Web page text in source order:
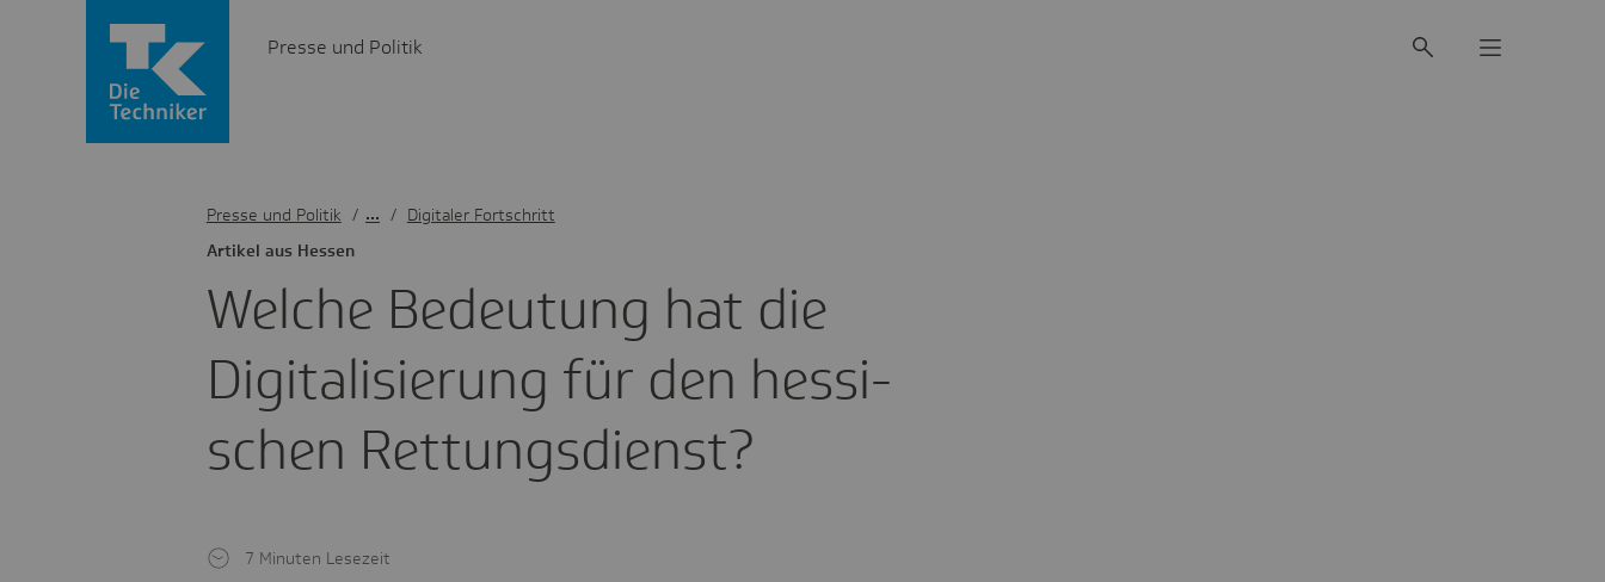
Presse und Politik
Welche Bedeu­tung hat die
Digi­ta­li­sie­rung für den hessi­
schen Rettungs­dienst?
Artikel aus Hessen
7 Minuten Lesezeit
Presse und Politik / Digitaler Fortschritt